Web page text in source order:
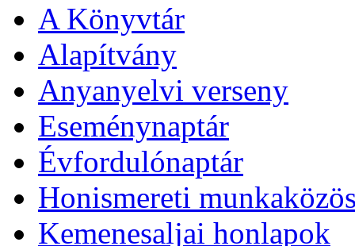
A Könyvtár
Alapítvány
Anyanyelvi verseny
Eseménynaptár
Évfordulónaptár
Honismereti
Kemenesaljai honlapok